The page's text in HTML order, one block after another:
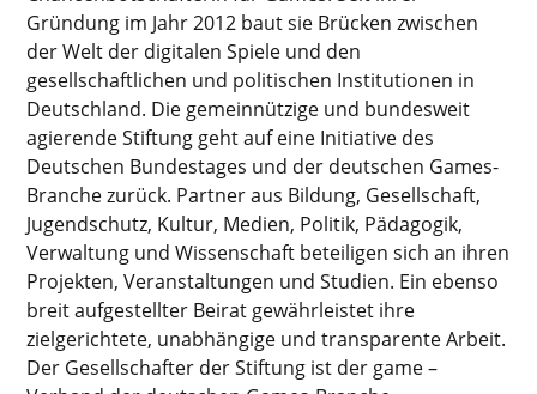
Gründung im Jahr 2012 baut sie Brücken zwischen
der Welt der digitalen Spiele und den
gesellschaftlichen und politischen Institutionen in
Deutschland. Die gemeinnützige und bundesweit
agierende Stiftung geht auf eine Initiative des
Deutschen Bundestages und der deutschen Games-
Branche zurück. Partner aus Bildung, Gesellschaft,
Jugendschutz, Kultur, Medien, Politik, Pädagogik,
Verwaltung und Wissenschaft beteiligen sich an ihren
Projekten, Veranstaltungen und Studien. Ein ebenso
breit aufgestellter Beirat gewährleistet ihre
zielgerichtete, unabhängige und transparente Arbeit.
Der Gesellschafter der Stiftung ist der game –